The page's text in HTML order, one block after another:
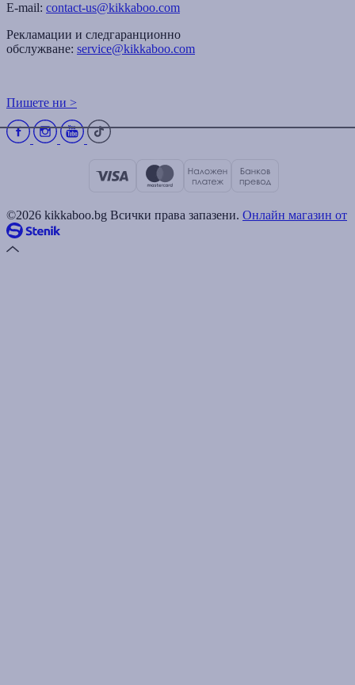
E-mail: contact-us@kikkaboo.com
Рекламации и следгаранционно
обслужване: service@kikkaboo.com
Пишете ни >
©2026 kikkaboo.bg Всички права запазени. Онлайн магазин от